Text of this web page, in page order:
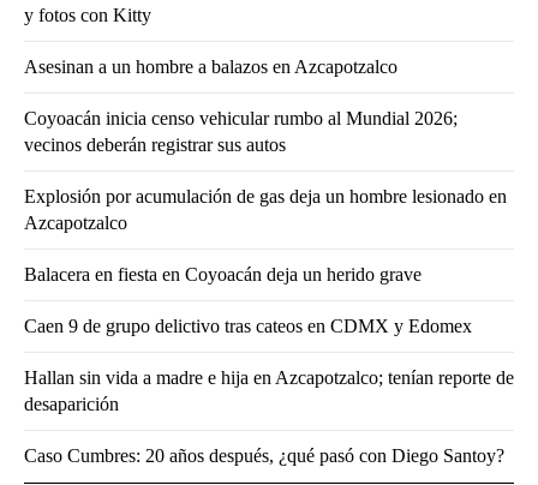
y fotos con Kitty
Asesinan a un hombre a balazos en Azcapotzalco
Coyoacán inicia censo vehicular rumbo al Mundial 2026;
vecinos deberán registrar sus autos
Explosión por acumulación de gas deja un hombre lesionado en
Azcapotzalco
Balacera en fiesta en Coyoacán deja un herido grave
Caen 9 de grupo delictivo tras cateos en CDMX y Edomex
Hallan sin vida a madre e hija en Azcapotzalco; tenían reporte de
desaparición
Caso Cumbres: 20 años después, ¿qué pasó con Diego Santoy?